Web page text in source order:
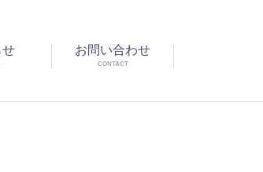
せ お問い合わせ
CONTACT